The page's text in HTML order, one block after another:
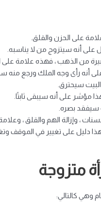
على الحزن والقلق.
على أنه سيتزوج من لا يناسبه.
من الذهب ، فهذه علامة على
أنه رأى وجه الملك ورجع منه
سيحترق.
مؤشر على أنه سيبقى ثابتًا.
سيفقد بصره.
، وإزالة الهم والقلق ، وعلامة
على تغيير في الموقف
متزوجة
وهي كالتالي: